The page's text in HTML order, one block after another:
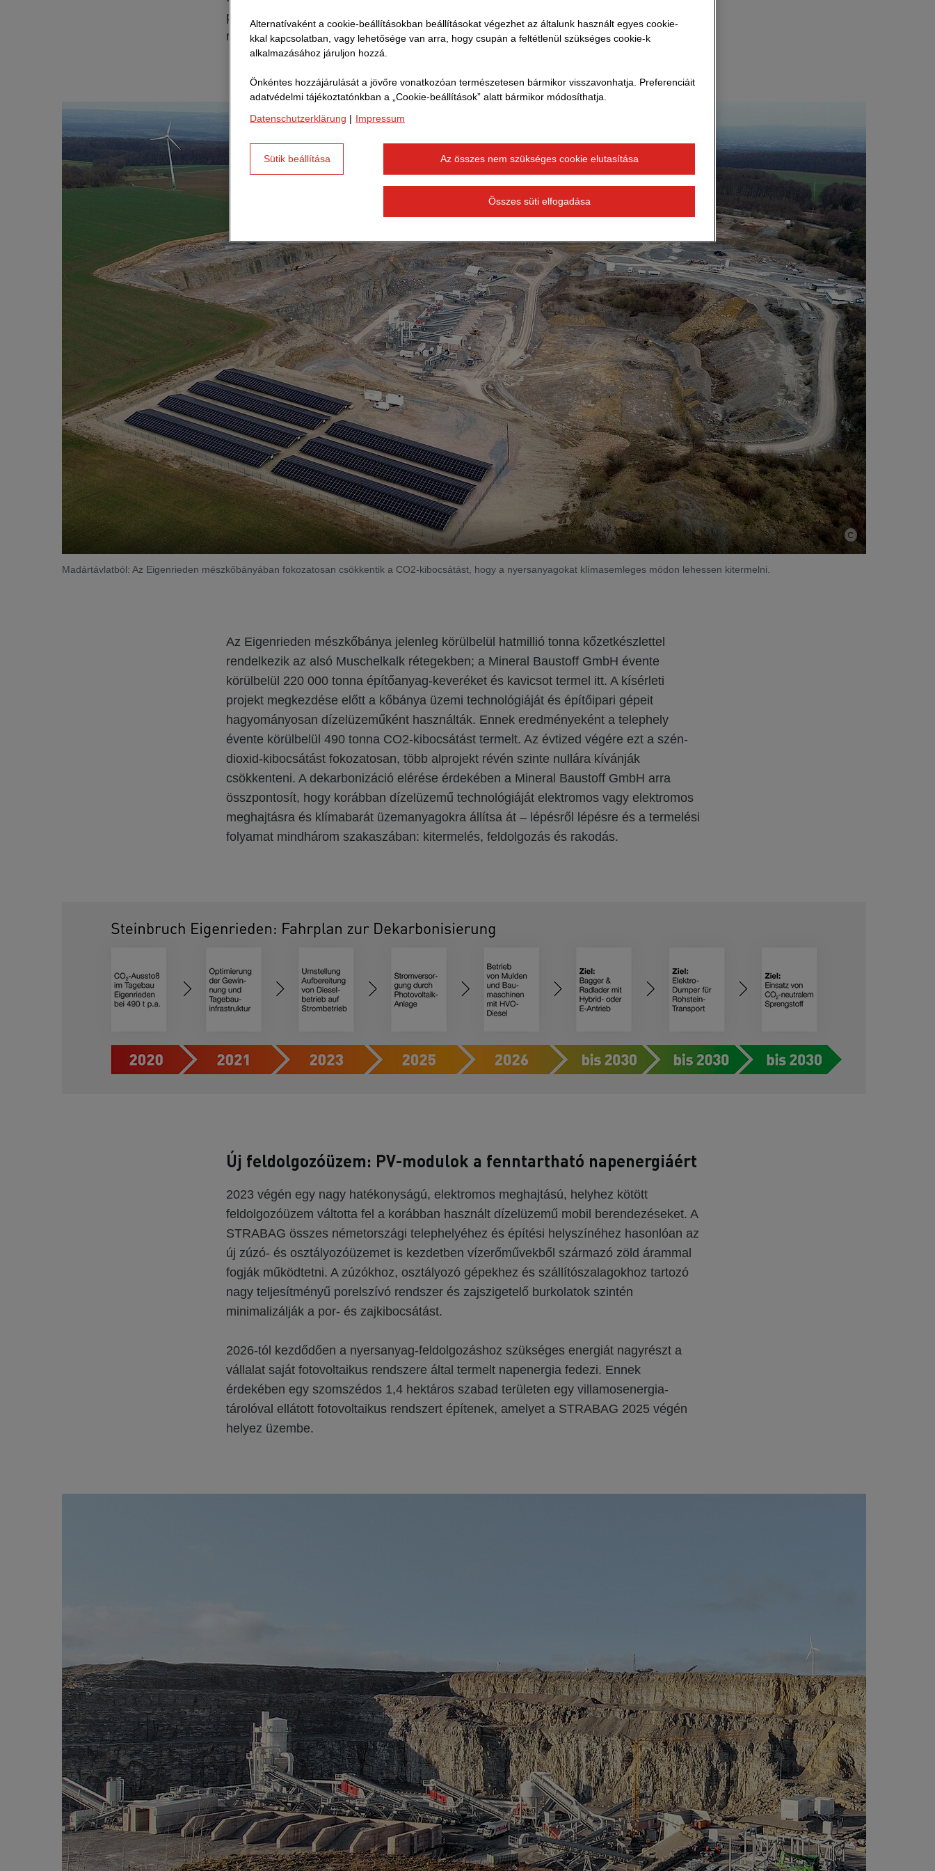
precedenst teremtsünk, és modellként szolgáljunk a STRABAG konszernhez tartozó
más nyersanyag-telephelyek klímabarát átalakításához.
Madártávlatból: Az Eigenrieden mészkőbányában fokozatosan csökkentik a CO2-kibocsátást, hogy a nyersanyagokat klímasemleges módon lehessen kitermelni.
Az Eigenrieden mészkőbánya jelenleg körülbelül hatmillió tonna kőzetkészlettel
rendelkezik az alsó Muschelkalk rétegekben; a Mineral Baustoff GmbH évente
körülbelül 220 000 tonna építőanyag-keveréket és kavicsot termel itt. A kísérleti
projekt megkezdése előtt a kőbánya üzemi technológiáját és építőipari gépeit
hagyományosan dízelüzeműként használták. Ennek eredményeként a telephely
évente körülbelül 490 tonna CO2-kibocsátást termelt. Az évtized végére ezt a szén-
dioxid-kibocsátást fokozatosan, több alprojekt révén szinte nullára kívánják
csökkenteni. A dekarbonizáció elérése érdekében a Mineral Baustoff GmbH arra
összpontosít, hogy korábban dízelüzemű technológiáját elektromos vagy elektromos
meghajtásra és klímabarát üzemanyagokra állítsa át – lépésről lépésre és a termelési
folyamat mindhárom szakaszában: kitermelés, feldolgozás és rakodás.
Új feldolgozóüzem: PV-modulok a fenntartható napenergiáért
2023 végén egy nagy hatékonyságú, elektromos meghajtású, helyhez kötött
feldolgozóüzem váltotta fel a korábban használt dízelüzemű mobil berendezéseket. A
STRABAG összes németországi telephelyéhez és építési helyszínéhez hasonlóan az
új zúzó- és osztályozóüzemet is kezdetben vízerőművekből származó zöld árammal
fogják működtetni. A zúzókhoz, osztályozó gépekhez és szállítószalagokhoz tartozó
nagy teljesítményű porelszívó rendszer és zajszigetelő burkolatok szintén
minimalizálják a por- és zajkibocsátást.
2026-tól kezdődően a nyersanyag-feldolgozáshoz szükséges energiát nagyrészt a
vállalat saját fotovoltaikus rendszere által termelt napenergia fedezi. Ennek
érdekében egy szomszédos 1,4 hektáros szabad területen egy villamosenergia-
tárolóval ellátott fotovoltaikus rendszert építenek, amelyet a STRABAG 2025 végén
helyez üzembe.
Alternatívaként a cookie-beállításokban beállításokat végezhet az általunk használt egyes cookie-
kkal kapcsolatban, vagy lehetősége van arra, hogy csupán a feltétlenül szükséges cookie-k
alkalmazásához járuljon hozzá.
Önkéntes hozzájárulását a jövőre vonatkozóan természetesen bármikor visszavonhatja. Preferenciáit
adatvédelmi tájékoztatónkban a „Cookie-beállítások” alatt bármikor módosíthatja.
Datenschutzerklärung | Impressum
Az összes nem szükséges cookie elutasítása
Összes süti elfogadása
Sütik beállítása